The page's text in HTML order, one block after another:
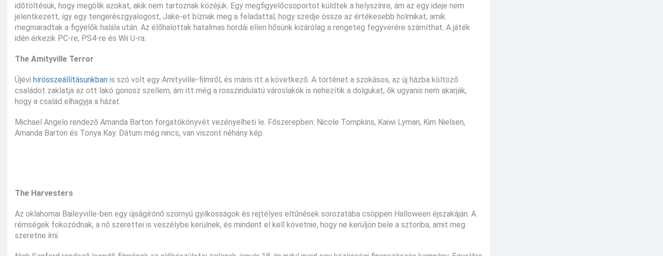
időtöltésük, hogy megölik azokat, akik nem tartoznak közéjük. Egy megfigyelőcsoportot küldtek a helyszínre, ám az egy ideje nem
jelentkezett, így egy tengerészgyalogost, Jake-et bíznak meg a feladattal, hogy szedje össze az értékesebb holmikat, amik
megmaradtak a figyelők halála után. Az élőhalottak hatalmas hordái ellen hősünk kizárólag a rengeteg fegyverére számíthat. A játék
idén érkezik PC-re, PS4-re és Wii U-ra.
The Amityville Terror
Újévi hírösszeállításunkban is szó volt egy Amityville-filmről, és máris itt a következő. A történet a szokásos, az új házba költöző
családot zaklatja az ott lakó gonosz szellem, ám itt még a rosszindulatú városlakók is nehezítik a dolgukat, ők ugyanis nem akarják,
hogy a család elhagyja a házat.
Michael Angelo rendező Amanda Barton forgatókönyvét vezényelheti le. Főszerepben: Nicole Tompkins, Kaiwi Lyman, Kim Nielsen,
Amanda Barton és Tonya Kay. Dátum még nincs, van viszont néhány kép.
The Harvesters
Az oklahomai Baileyville-ben egy újságírónő szörnyű gyilkosságok és rejtélyes eltűnések sorozatába csöppen Halloween éjszakáján. A
rémségek fokozódnak, a nő szerettei is veszélybe kerülnek, és mindent el kell követnie, hogy ne kerüljön bele a sztoriba, amit meg
szeretne írni.